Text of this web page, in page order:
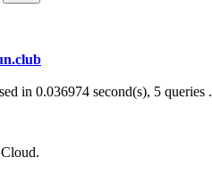
in 0.036974 second(s), 5 queries .